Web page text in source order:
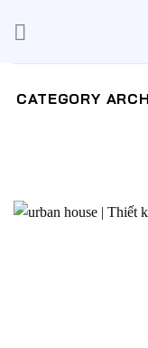
CATEGORY